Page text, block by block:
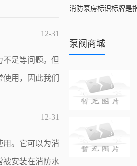
12-31
不足等问题。但
用，因此我们
12-31
用。它可以为消
被安装在消防水
泵阀商城